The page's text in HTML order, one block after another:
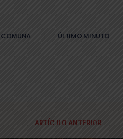
COMUNA ÚLTIMO MINUTO
ARTÍCULO ANTERIOR